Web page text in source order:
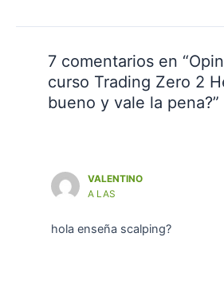
7 comentarios en
curso Trading Zero 2
bueno y vale la pena?”
VALENTINO
A LAS
hola enseña scalping?